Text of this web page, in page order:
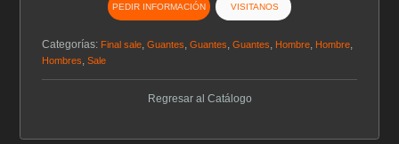
PEDIR INFORMACIÓN VISITANOS
Categorías: Final sale,Guantes,Guantes,Guantes, Hombre, Hombre,
Hombres,Sale
Regresar al Catálogo